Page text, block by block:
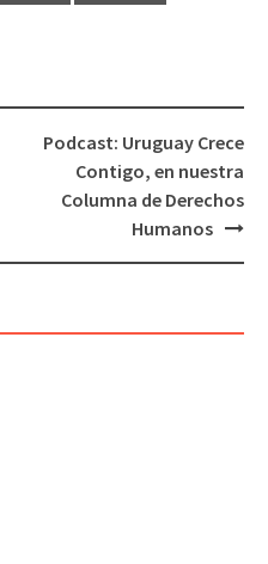
Podcast: Uruguay Crece
Contigo, en nuestra
Columna de Derechos
Humanos